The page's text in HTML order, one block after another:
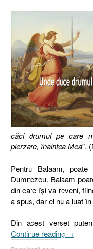
căci drumul pe care
pierzare, înaintea Mea”.
Pentru Balaam,
Dumnezeu. Balaam
din care îşi va reveni,
a spus, dar el nu a luat
Din acest verset
Continue reading „Unde
→